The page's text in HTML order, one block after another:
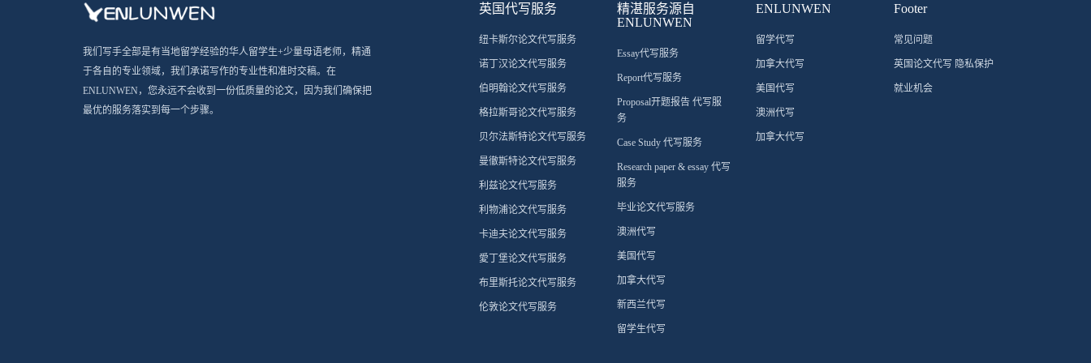
我们写手全部是有当地留学经验的华人留学生+少量母语老师，精通
于各自的专业领域，我们承诺写作的专业性和准时交稿。在
ENLUNWEN，您永远不会收到一份低质量的论文，因为我们确保把
最优的服务落实到每一个步骤。
英国代写服务
纽卡斯尔论文代写服务
诺丁汉论文代写服务
伯明翰论文代写服务
格拉斯哥论文代写服务
贝尔法斯特论文代写服务
曼徹斯特论文代写服务
利兹论文代写服务
利物浦论文代写服务
卡迪夫论文代写服务
愛丁堡论文代写服务
布里斯托论文代写服务
伦敦论文代写服务
精湛服务源自
ENLUNWEN
Essay代写服务
Report代写服务
Proposal开题报告 代写服
务
Case Study 代写服务
Research paper & essay 代写
服务
毕业论文代写服务
澳洲代写
美国代写
加拿大代写
新西兰代写
留学生代写
ENLUNWEN
留学代写
加拿大代写
美国代写
澳洲代写
加拿大代写
Footer
常见问题
英国论文代写 隐私保护
就业机会